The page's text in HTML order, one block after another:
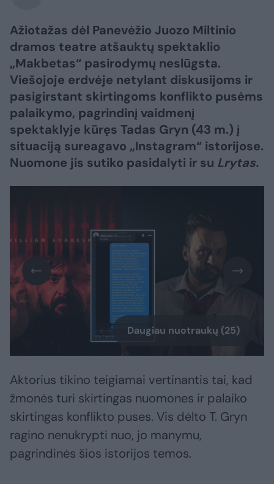
Ažiotažas dėl Panevėžio Juozo Miltinio
dramos teatre atšauktų spektaklio
„Makbetas“ pasirodymų neslūgsta.
Viešojoje erdvėje netylant diskusijoms ir
pasigirstant skirtingoms konflikto pusėms
palaikymo, pagrindinį vaidmenį
spektaklyje kūręs Tadas Gryn (43 m.) į
situaciją sureagavo „Instagram“ istorijose.
Nuomone jis sutiko pasidalyti ir su Lrytas.
Daugiau nuotraukų (25)
Aktorius tikino teigiamai vertinantis tai, kad
žmonės turi skirtingas nuomones ir palaiko
skirtingas konflikto puses. Vis dėlto T. Gryn
ragino nenukrypti nuo, jo manymu,
pagrindinės šios istorijos temos.